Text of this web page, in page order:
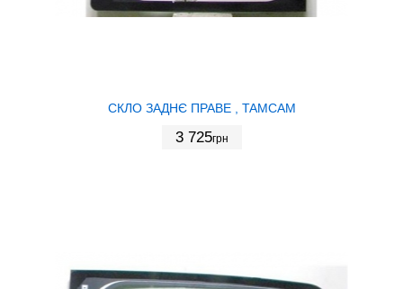
СКЛО ЗАДНЄ ПРАВЕ , TAMCAM
3 725грн